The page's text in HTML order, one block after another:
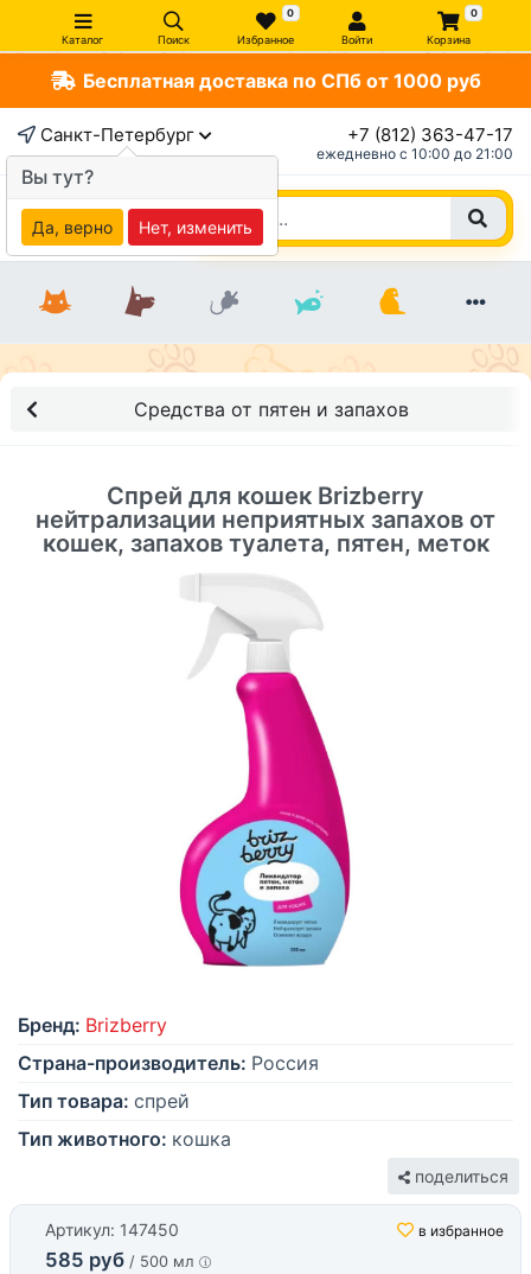
Каталог Поиск
0
Избранное Войти
0
Корзина
Бесплатная доставка по СПб от 1000 руб
Санкт-Петербург +7 (812) 363-47-17
ежедневно c 10:00 до 21:00
Средства от пятен и запахов
Спрей для кошек Brizberry
нейтрализации неприятных запахов от
кошек, запахов туалета, пятен, меток
Бренд: Brizberry
Страна-производитель: Россия
Тип товара: спрей
Тип животного: кошка
поделиться
Артикул: 147450 в избранное
585 руб / 500 мл
Вы тут?
Да, верно Нет, изменить